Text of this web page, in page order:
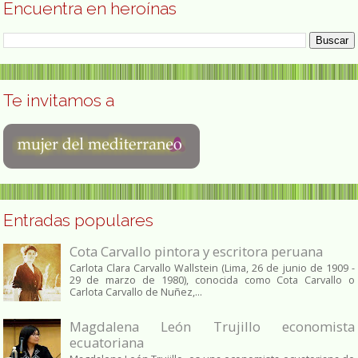
Encuentra en heroínas
Te invitamos a
Entradas populares
Cota Carvallo pintora y escritora peruana
Carlota Clara Carvallo Wallstein (Lima, 26 de junio de 1909 -
29 de marzo de 1980), conocida como Cota Carvallo o
Carlota Carvallo de Nuñez,...
Magdalena León Trujillo economista
ecuatoriana